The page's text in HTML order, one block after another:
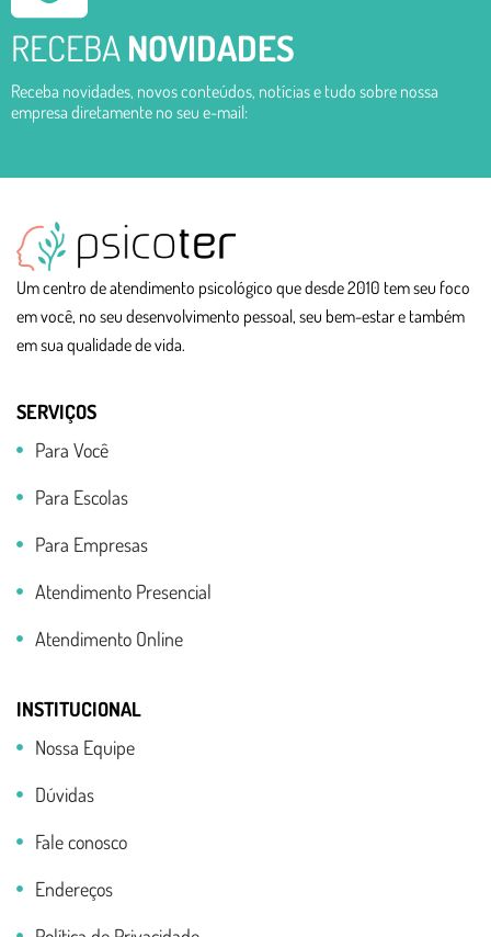
RECEBANOVIDADES
Receba novidades, novos conteúdos, notícias e tudo sobre nossa
empresa diretamente no seu e-mail:
Um centro de atendimento psicológico que desde 2010 tem seu foco
em você, no seu desenvolvimento pessoal, seu bem-estar e também
em sua qualidade de vida.
SERVIÇOS
Para Você
Para Escolas
Para Empresas
Atendimento Presencial
Atendimento Online
INSTITUCIONAL
Nossa Equipe
Dúvidas
Fale conosco
Endereços